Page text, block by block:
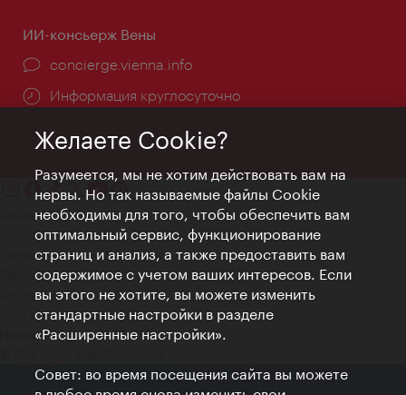
ИИ-консьерж Вены
concierge.vienna.info
Информация круглосуточно
Контакт
Credits
Положение о конфиденциальности
Terms of Use
Доступность
Контакты для прессы
Настройки файлов Cookie
Желаете Cookie?
Разумеется, мы не хотим действовать вам на
нервы. Но так называемые файлы Cookie
необходимы для того, чтобы обеспечить вам
оптимальный сервис, функционирование
страниц и анализ, а также предоставить вам
содержимое с учетом ваших интересов. Если
вы этого не хотите, вы можете изменить
стандартные настройки в разделе
«Расширенные настройки».
Совет: во время посещения сайта вы можете